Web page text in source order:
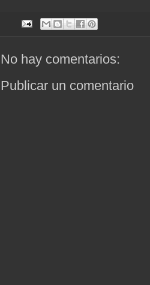
No hay comentarios:
Publicar un comentario